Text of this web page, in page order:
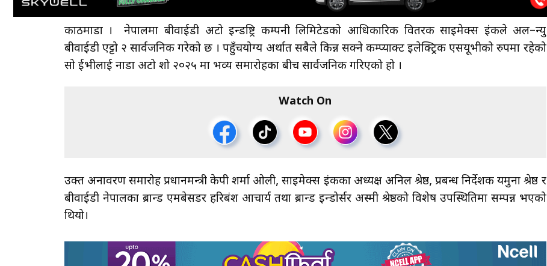
काठमाडौँ । नेपालमा बीवाईडी अटो इन्डष्ट्रि कम्पनी लिमिटेडको आधिकारिक वितरक साइमेक्स इंकले अल–न्यु
बीवाईडी एट्टो २ सार्वजनिक गरेको छ । पहुँचयोग्य अर्थात सबैले किन्न सक्ने कम्प्याक्ट इलेक्ट्रिक एसयूभीको रुपमा रहेको
सो ईभीलाई नाडा अटो शो २०२५ मा भव्य समारोहका बीच सार्वजनिक गरिएको हो ।
Watch On
उक्त अनावरण समारोह प्रधानमन्त्री केपी शर्मा ओली, साइमेक्स इंकका अध्यक्ष अनिल श्रेष्ठ, प्रबन्ध निर्देशक यमुना श्रेष्ठ र
बीवाईडी नेपालका ब्रान्ड एमबेसडर हरिबंश आचार्य तथा ब्रान्ड इन्डोर्सर अस्मी श्रेष्ठको विशेष उपस्थितिमा सम्पन्न भएको
थियो।